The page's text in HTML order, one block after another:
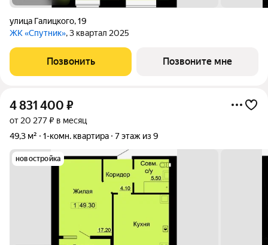
улица Галицкого,19
ЖК «Спутник», 3 квартал 2025
Позвонить Позвоните мне
4 831 400 ₽
от 20 277 ₽ в месяц
49,3 м²
1-комн. квартира 7 этаж из 9
новостройка